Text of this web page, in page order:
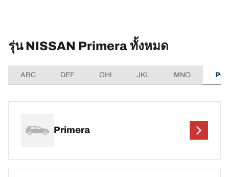
รุ่น NISSAN Primera ทั้งหมด
ABC DEF GHI JKL MNO
Primera